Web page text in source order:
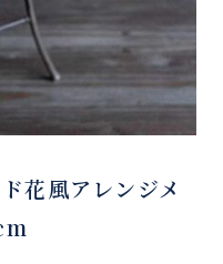
花風アレンジメ